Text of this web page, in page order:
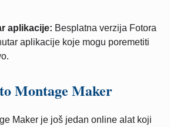
aplikacije: Besplatna verzija Fotora
aplikacije koje mogu poremetiti
Montage Maker
Maker je još jedan online alat koji